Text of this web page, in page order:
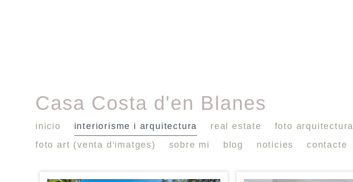
Casa Costa d'en Blanes
inicio interiorisme i arquitectura real estate foto arquitectura
foto art (venta d'imatges)
sobre mi blog noticies contacte